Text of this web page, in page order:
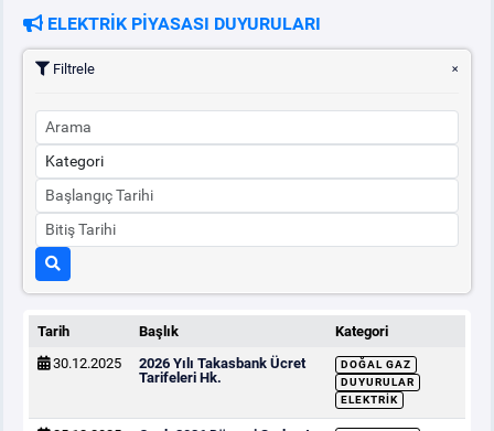
VADELİ ELEKTRİK PİYASASI
PİYASA
SERBEST TÜKETİCİ
MALİ UZLAŞTIRMA
TEMİNAT
BÜLTENLER
ELEKTRİK PİYASASI DUYURULARI
Filtrele
Tarih Başlık
Kategori
30.12.2025
2026 Yılı Takasbank Ücret
Tarifeleri Hk.
DOĞAL GAZ
DUYURULAR
ELEKTRIK